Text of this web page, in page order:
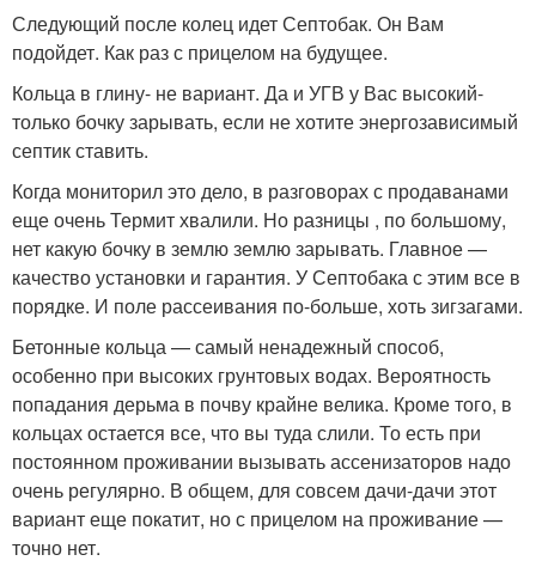
Следующий после колец идет Септобак. Он Вам
подойдет. Как раз с прицелом на будущее.
Кольца в глину- не вариант. Да и УГВ у Вас высокий-
только бочку зарывать, если не хотите энергозависимый
септик ставить.
Когда мониторил это дело, в разговорах с продаванами
еще очень Термит хвалили. Но разницы , по большому,
нет какую бочку в землю землю зарывать. Главное —
качество установки и гарантия. У Септобака с этим все в
порядке. И поле рассеивания по-больше, хоть зигзагами.
Бетонные кольца — самый ненадежный способ,
особенно при высоких грунтовых водах. Вероятность
попадания дерьма в почву крайне велика. Кроме того, в
кольцах остается все, что вы туда слили. То есть при
постоянном проживании вызывать ассенизаторов надо
очень регулярно. В общем, для совсем дачи-дачи этот
вариант еще покатит, но с прицелом на проживание —
точно нет.